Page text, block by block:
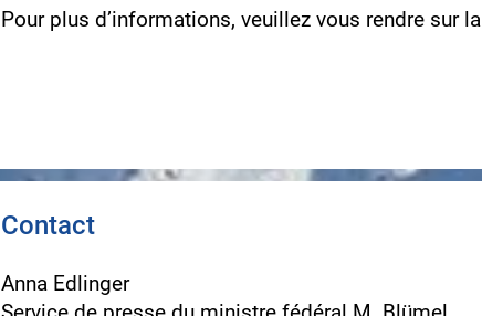
Pour plus d’informations, veuillez vous rendre sur la
Contact
Anna Edlinger